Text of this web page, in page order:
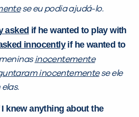
se eu podia ajudá-lo.
asked if he wanted to play with
innocently if he wanted to
inocentemente
inocentementese ele
I knew anything about the